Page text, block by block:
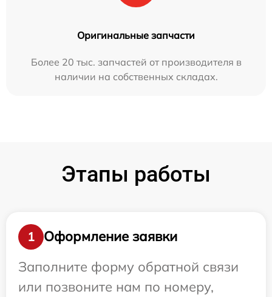
Оригинальные запчасти
Более 20 тыс. запчастей от производителя в
наличии на собственных складах.
Этапы работы
1
Оформление заявки
Заполните форму обратной связи
или позвоните нам по номеру,